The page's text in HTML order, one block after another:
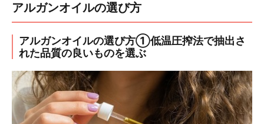
アルガンオイルの選び方
アルガンオイルの選び方①低温圧搾法で抽出さ
れた品質の良いものを選ぶ